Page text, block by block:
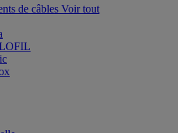
de câbles Voir tout